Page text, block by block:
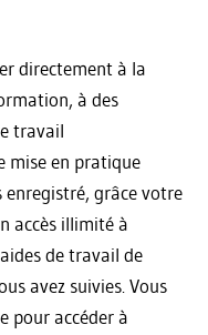
directement à la
à des
travail
mise en pratique
enregistré, grâce votre
accès illimité à
de travail de
avez suivies. Vous
pour accéder à